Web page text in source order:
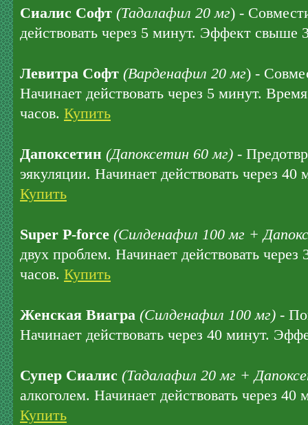
Сиалис Софт (Тадалафил 20 мг) -
действовать через 5 минут. Эффект свыше
Левитра Софт (Варденафил 20 мг) -
Начинает действовать через 5 минут.
часов. Купить
Дапоксетин (Дапоксетин 60 мг) -
эякуляции. Начинает действовать через
Купить
Super P-force (Силденафил 100 мг +
двух проблем. Начинает действовать
часов. Купить
Женская Виагра (Силденафил 100 мг) -
Начинает действовать через 40 минут.
Супер Сиалис (Тадалафил 20 мг +
алкоголем. Начинает действовать через
Купить